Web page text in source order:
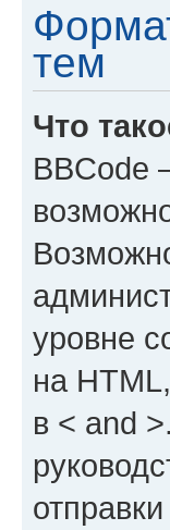
тем
Что
BBCode
уровне
на
в < and